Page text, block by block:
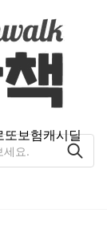
또보험캐시딜